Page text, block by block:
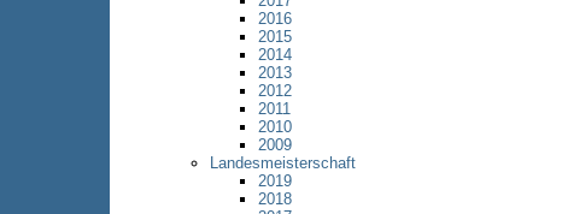
2016
2015
2014
2013
2012
2011
2010
2009
Landesmeisterschaft
2019
2018